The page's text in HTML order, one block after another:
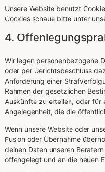
Unsere Website benutzt
Cookies schaue bitte unter
4.
Wir legen personenbezogene
oder per Gerichtsbeschluss
Anforderung einer
Rahmen der gesetzlichen
Auskünfte zu erteilen, oder für
Angelegenheit, die die
Wenn unsere Website oder
Fusion oder Übernahme
deinen Daten unseren
offengelegt und an die neuen